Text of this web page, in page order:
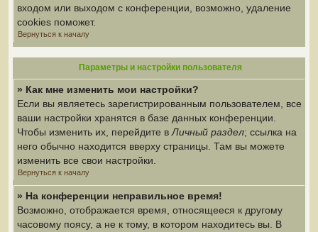
входом или выходом с конференции, возможно, удаление
cookies поможет.
Вернуться к началу
Параметры и настройки пользователя
» Как мне изменить мои настройки?
Если вы являетесь зарегистрированным пользователем, все
ваши настройки хранятся в базе данных конференции.
Чтобы изменить их, перейдите в Личный раздел; ссылка на
него обычно находится вверху страницы. Там вы можете
изменить все свои настройки.
Вернуться к началу
» На конференции неправильное время!
Возможно, отображается время, относящееся к другому
часовому поясу, а не к тому, в котором находитесь вы. В